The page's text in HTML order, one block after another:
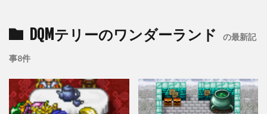
DQMテリーのワンダーランド の最新記
事8件